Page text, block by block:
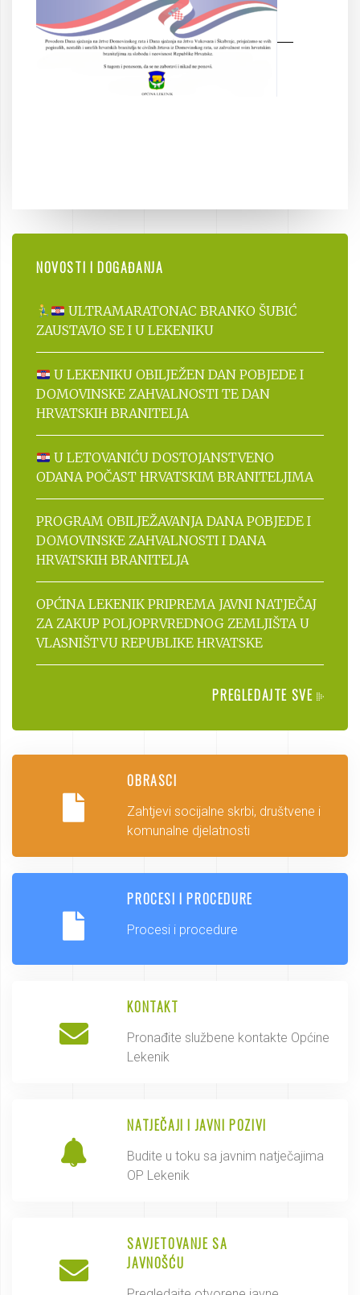
NOVOSTI I DOGAĐANJA
ULTRAMARATONAC BRANKO ŠUBIĆ
ZAUSTAVIO SE I U LEKENIKU
U LEKENIKU OBILJEŽEN DAN POBJEDE I
DOMOVINSKE ZAHVALNOSTI TE DAN
HRVATSKIH BRANITELJA
U LETOVANIĆU DOSTOJANSTVENO
ODANA POČAST HRVATSKIM BRANITELJIMA
PROGRAM OBILJEŽAVANJA DANA POBJEDE I
DOMOVINSKE ZAHVALNOSTI I DANA
HRVATSKIH BRANITELJA
OPĆINA LEKENIK PRIPREMA JAVNI NATJEČAJ
ZA ZAKUP POLJOPRVREDNOG ZEMLJIŠTA U
VLASNIŠTVU REPUBLIKE HRVATSKE
PREGLEDAJTE SVE
OBRASCI
Zahtjevi socijalne skrbi, društvene i
komunalne djelatnosti
PROCESI I PROCEDURE
Procesi i procedure
KONTAKT
Pronađite službene kontakte Općine
Lekenik
NATJEČAJI I JAVNI POZIVI
Budite u toku sa javnim natječajima
OP Lekenik
SAVJETOVANJE SA
JAVNOŠĆU